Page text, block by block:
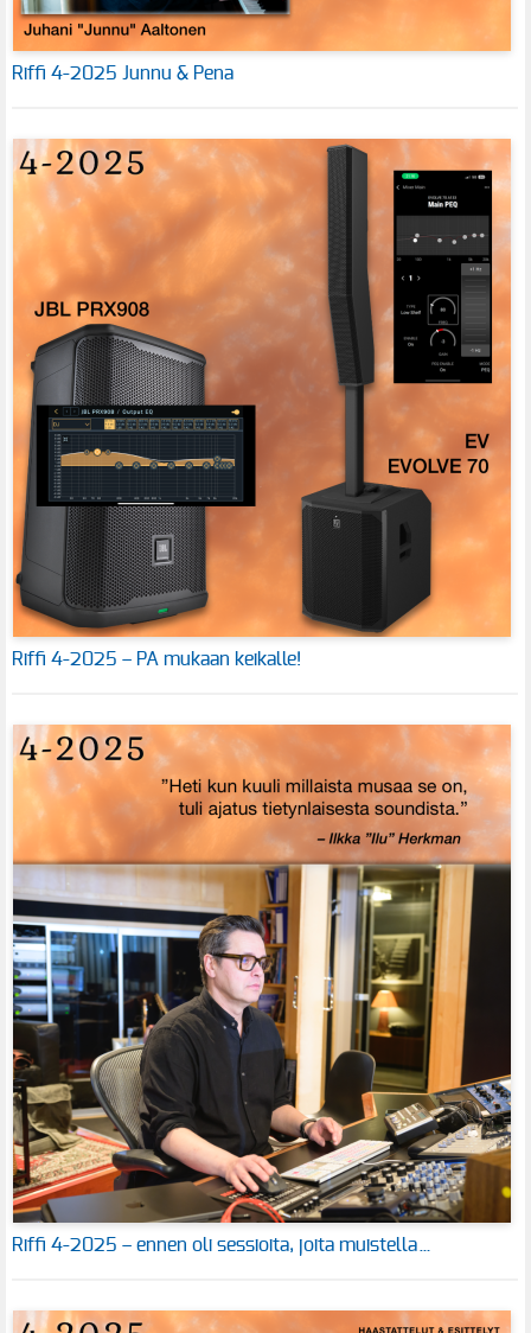
Riffi 4-2025 Junnu & Pena
Riffi 4-2025 – PA mukaan keikalle!
Riffi 4-2025 – ennen oli sessioita, joita muistella…